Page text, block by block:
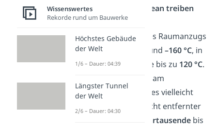
einem
riesigen Ozean treiben
würde.
❄️ Im Schatten eines Raumanzugs
im All herrschen rund –160 °C, in
der direkten Sonne bis zu 120 °C.
🌌 Manche Sterne, am
Nachthimmel gibt es vielleicht
nicht mehr. Das Licht entfernter
braucht Jahrtausende bis
Wissenswertes
Rekorde rund um Bauwerke
Höchstes Gebäude
der Welt
1/6 – Dauer: 04:39
Längster Tunnel
der Welt
2/6 – Dauer: 04:30